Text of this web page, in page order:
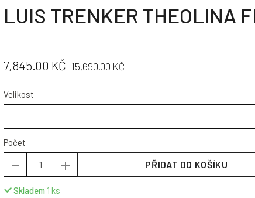
LUIS TRENKER THEOLINA
CENA:
7,845.00 KČ PŮVODNÍ
CENA:
15,690.00 KČ
Velikost
Počet
PŘIDAT DO KOŠÍKU
Skladem 1 ks